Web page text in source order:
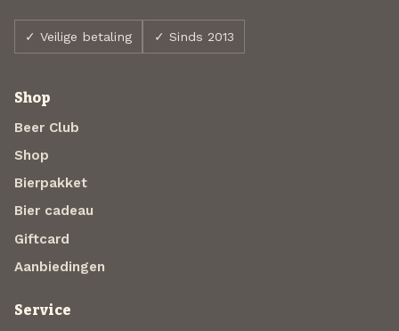
✓ Veilige betaling ✓ Sinds 2013
Shop
Beer Club
Shop
Bierpakket
Bier cadeau
Giftcard
Aanbiedingen
Service